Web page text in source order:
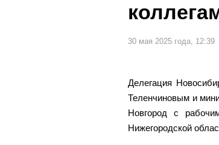
30 мая 2025 года, 12:39
Делегация
Теленчиновым и
Новгород с
Нижегородской